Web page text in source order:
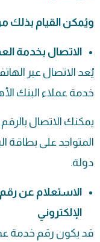
ويُمكن القيام بذلك
الاتصال بخدمة
يُعد الاتصال عبر
خدمة عملاء البنك
يمكنك الاتصال
المتواجد على بطاقة
دولة.
الاستعلام عن
الإلكتروني
قد يكون رقم خدمة